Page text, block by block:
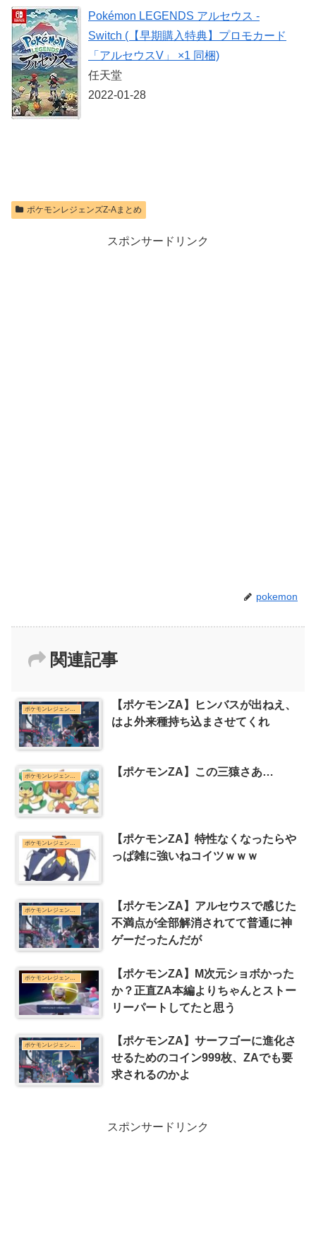
価格：¥9,980
256GB for
Nintendo Switch
2(サムスン マイ
クロSDエクス
プレスカード
限定特典】
Pokémon LEGENDS アルセウス -
Switch (【早期購入特典】プロモカード
「アルセウスV」 ×1 同梱)
任天堂
2022-01-28
ポケモンレジェンズZ-Aまとめ
スポンサードリンク
pokemon
関連記事
ポケモンレジェンズZ-Aまとめ
【ポケモンZA】ヒンバスが出ねえ、
はよ外来種持ち込まさせてくれ
ポケモンレジェンズZ-Aまとめ 【ポケモンZA】この三猿さあ…
ポケモンレジェンズZ-Aまとめ
【ポケモンZA】特性なくなったらや
っぱ雑に強いねコイツｗｗｗ
ポケモンレジェンズZ-Aまとめ
【ポケモンZA】アルセウスで感じた
不満点が全部解消されてて普通に神
ゲーだったんだが
【ポケモンZA】M次元ショボかった
か？正直ZA本編よりちゃんとストー
リーパートしてたと思う
ポケモンレジェンズZ-Aまとめ
【ポケモンZA】サーフゴーに進化さ
せるためのコイン999枚、ZAでも要
求されるのかよ
スポンサードリンク